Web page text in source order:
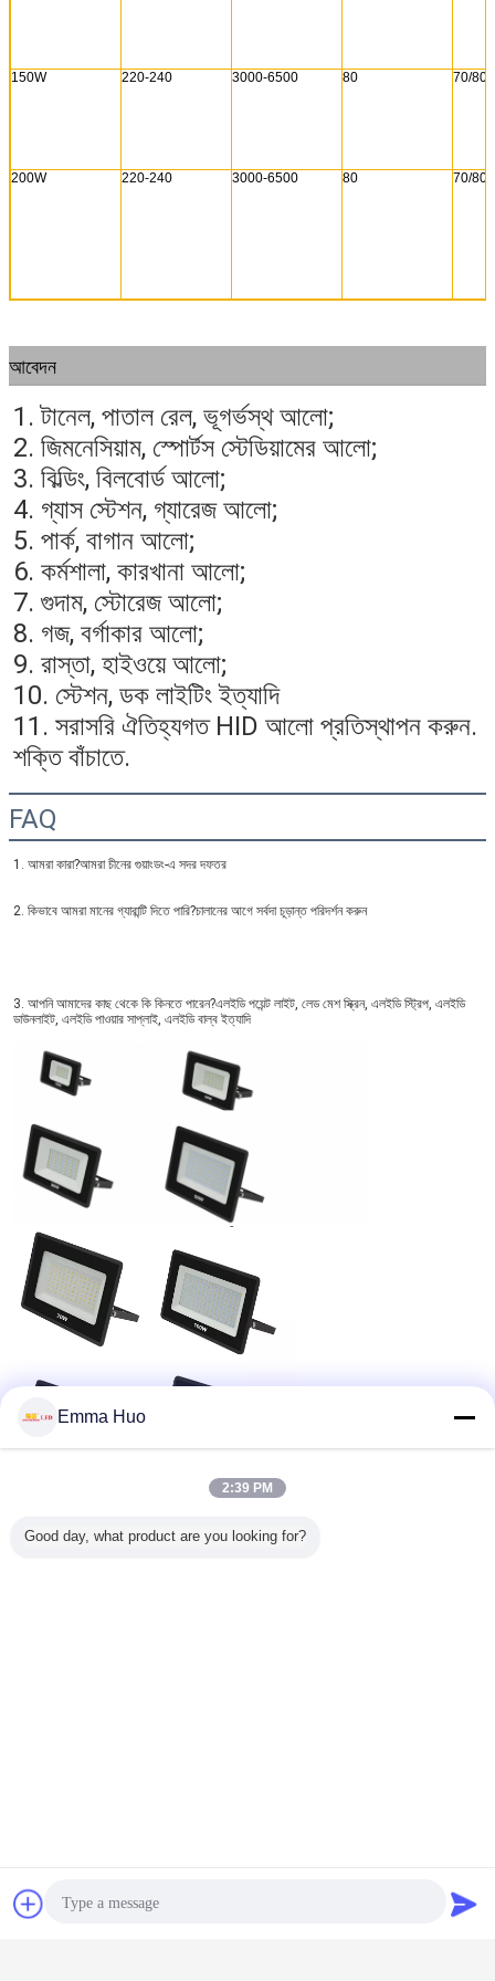
150W 220-240 3000-6500 80 70/80
200W 220-240 3000-6500 80 70/80
আবেদন
1. টানেল, পাতাল রেল, ভূগর্ভস্থ আলো;
2. জিমনেসিয়াম, স্পোর্টস স্টেডিয়ামের আলো;
3. বিল্ডিং, বিলবোর্ড আলো;
4. গ্যাস স্টেশন, গ্যারেজ আলো;
5. পার্ক, বাগান আলো;
6. কর্মশালা, কারখানা আলো;
7. গুদাম, স্টোরেজ আলো;
8. গজ, বর্গাকার আলো;
9. রাস্তা, হাইওয়ে আলো;
10. স্টেশন, ডক লাইটিং ইত্যাদি
11. সরাসরি ঐতিহ্যগত HID আলো প্রতিস্থাপন করুন.
শক্তি বাঁচাতে.
FAQ
1. আমরা কারা?আমরা চীনের গুয়াংডং-এ সদর দফতর
2. কিভাবে আমরা মানের গ্যারান্টি দিতে পারি?চালানের আগে সর্বদা চূড়ান্ত পরিদর্শন করুন
3. আপনি আমাদের কাছ থেকে কি কিনতে পারেন?এলইডি পয়েন্ট লাইট, লেড মেশ স্ক্রিন, এলইডি স্ট্রিপ, এলইডি
ডাউনলাইট, এলইডি পাওয়ার সাপ্লাই, এলইডি বাল্ব ইত্যাদি
চ্যাট
Emma Huo
2:39 PM
Good day, what product are you looking for?